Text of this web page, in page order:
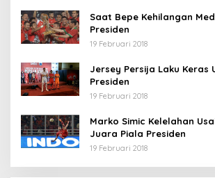
Saat Bepe Kehilangan
Presiden
19 Februari 2018
Jersey Persija Laku Keras
Presiden
19 Februari 2018
Marko Simic Kelelahan
Juara Piala Presiden
19 Februari 2018